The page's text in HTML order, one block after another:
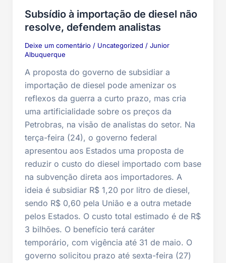
Subsídio à importação de diesel não
resolve, defendem analistas
Deixe um comentário / Uncategorized / Junior
Albuquerque
A proposta do governo de subsidiar a
importação de diesel pode amenizar os
reflexos da guerra a curto prazo, mas cria
uma artificialidade sobre os preços da
Petrobras, na visão de analistas do setor. Na
terça-feira (24), o governo federal
apresentou aos Estados uma proposta de
reduzir o custo do diesel importado com base
na subvenção direta aos importadores. A
ideia é subsidiar R$ 1,20 por litro de diesel,
sendo R$ 0,60 pela União e a outra metade
pelos Estados. O custo total estimado é de R$
3 bilhões. O benefício terá caráter
temporário, com vigência até 31 de maio. O
governo solicitou prazo até sexta-feira (27)